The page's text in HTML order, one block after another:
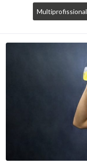
Multiprofissional